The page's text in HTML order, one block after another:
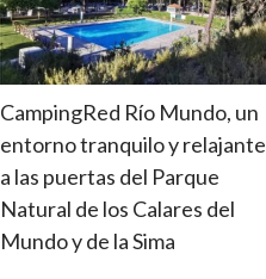
CampingRed Río Mundo, un
entorno tranquilo y relajante
a las puertas del Parque
Natural de los Calares del
Mundo y de la Sima